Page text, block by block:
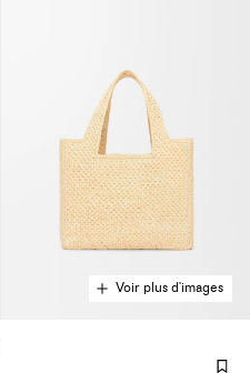
Voir plus d'images